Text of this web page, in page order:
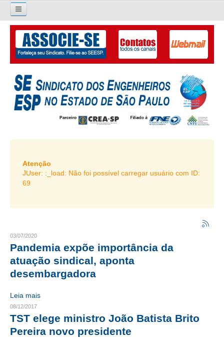
Pesquisar...
O SINDICATO
APRESENTAÇÃO
PALAVRA DO PRESIDENTE
DIRETORIA
LIVRO GESTÃO 2026-2029
SUBSEDES SINDICAIS
CRESCE BRASIL
CONSELHO TECNOLÓGICO
COMPOSIÇÃO
CONSELHOS ASSESSORES
Atenção
JUser: :_load: Não foi possível carregar usuário com ID:
69
03/07/2020
Pandemia expõe importância da
atuação sindical, aponta
desembargadora
Leia mais
08/12/2017
TST elege ministro João Batista Brito
Pereira novo presidente